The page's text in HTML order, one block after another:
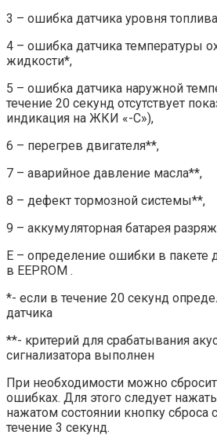
3 – ошибка датчика уровня
4 – ошибка датчика температуры
жидкости*,
5 – ошибка датчика наружной
течение 20 секунд отсутствует
индикация на ЖКИ «-С»),
6 – перегрев двигателя**,
7 – аварийное давление масла**,
8 – дефект тормозной системы**,
9 – аккумуляторная батарея
Е – определение ошибки в пакете
в EEPROM .
*- если в течение 20 секунд
датчика
**- критерий для срабатывания
сигнализатора выполнен
При необходимости можно
ошибках. Для этого следует
нажатом состоянии кнопку сброса
течение 3 секунд.